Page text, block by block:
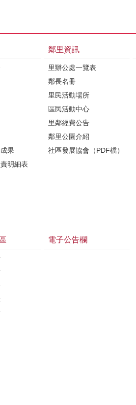
果
明細表
鄰里資訊
里辦公處一覽表
鄰長名冊
里民活動場所
區民活動中心
里鄰經費公告
鄰里公園介紹
社區發展協會（PDF檔）
電子公告欄